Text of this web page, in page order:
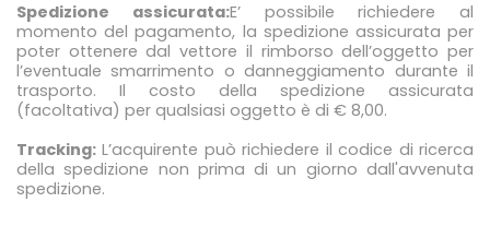
Spedizione assicurata:E’ possibile richiedere al
momento del pagamento, la spedizione assicurata per
poter ottenere dal vettore il rimborso dell’oggetto per
l’eventuale smarrimento o danneggiamento durante il
trasporto. Il costo della spedizione assicurata
(facoltativa) per qualsiasi oggetto è di € 8,00.
Tracking: L’acquirente può richiedere il codice di ricerca
della spedizione non prima di un giorno dall'avvenuta
spedizione.